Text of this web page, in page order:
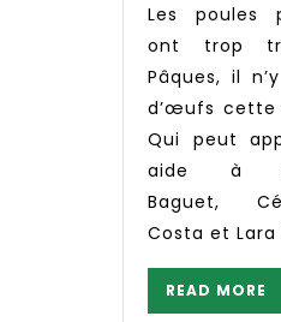
Les poules pondeuses
ont trop
Pâques, il
d’œufs cette
Qui peut
aide à
Baguet,
Costa et
READ MORE